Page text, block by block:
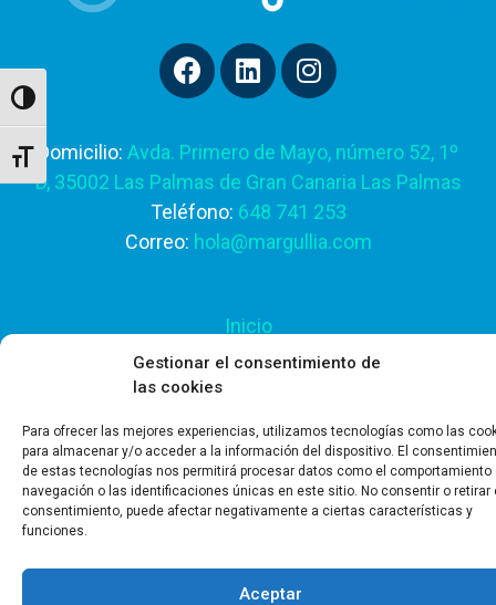
Gestionar el consentimiento de
las cookies
Para ofrecer las mejores experiencias, utilizamos tecnologías como las
para almacenar y/o acceder a la información del dispositivo. El
de estas tecnologías nos permitirá procesar datos como el comportamiento
navegación o las identificaciones únicas en este sitio. No consentir o retirar
consentimiento, puede afectar negativamente a ciertas características y
funciones.
Aceptar
Alternar alto contraste
Alternar tamaño de letra
Domicilio: Avda. Primero de Mayo, número 52, 1º
D, 35002 Las Palmas de Gran Canaria Las Palmas
Teléfono: 648 741 253
Correo: hola@margullia.com
Inicio
Nosotros
Servicios
Contacto